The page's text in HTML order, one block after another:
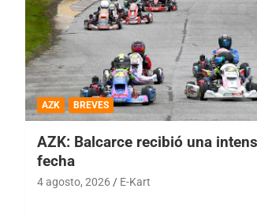
AZK BREVES
AZK: Balcarce recibió una
fecha
4 agosto, 2026 E-Kart